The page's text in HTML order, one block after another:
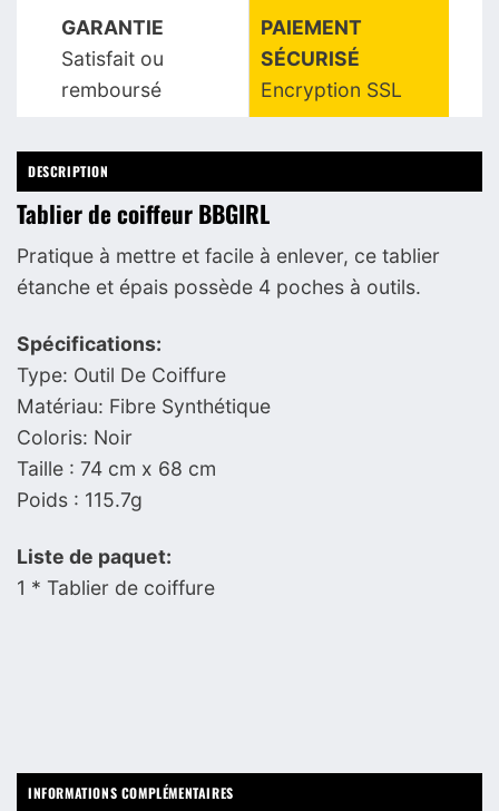
GARANTIE
Satisfait ou
remboursé
PAIEMENT
SÉCURISÉ
Encryption SSL
DESCRIPTION
Tablier de coiffeur BBGIRL
Pratique à mettre et facile à enlever, ce tablier
étanche et épais possède 4 poches à outils.
Spécifications:
Type: Outil De Coiffure
Matériau: Fibre Synthétique
Coloris: Noir
Taille : 74 cm x 68 cm
Poids : 115.7g
Liste de paquet:
1 * Tablier de coiffure
INFORMATIONS COMPLÉMENTAIRES